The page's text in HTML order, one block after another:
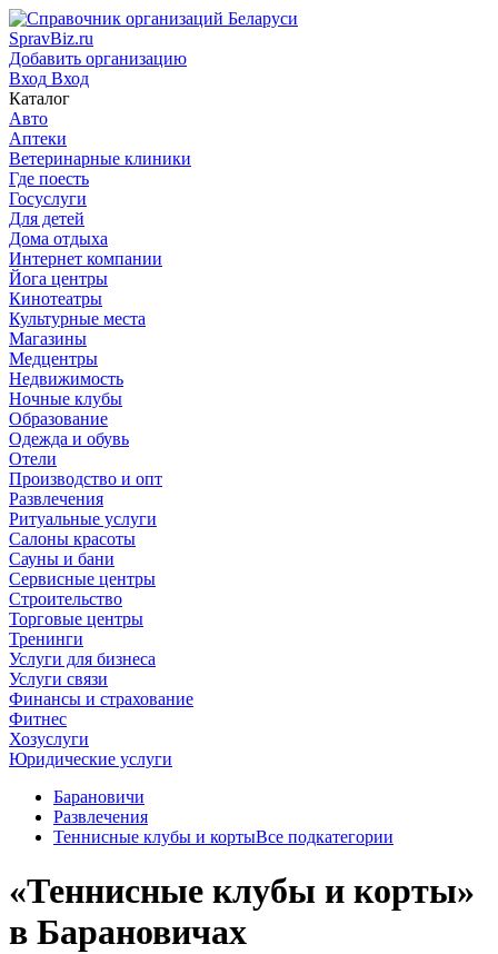
SpravBiz.ru
Добавить организацию
Вход Вход
Каталог
Авто
Аптеки
Ветеринарные клиники
Где поесть
Госуслуги
Для детей
Дома отдыха
Интернет компании
Йога центры
Кинотеатры
Культурные места
Магазины
Медцентры
Недвижимость
Ночные клубы
Образование
Одежда и обувь
Отели
Производство и опт
Развлечения
Ритуальные услуги
Салоны красоты
Сауны и бани
Сервисные центры
Строительство
Торговые центры
Тренинги
Услуги для бизнеса
Услуги связи
Финансы и страхование
Фитнес
Хозуслуги
Юридические услуги
Барановичи
Развлечения
Теннисные клубы и кортыВсе подкатегории
«Теннисные клубы и корты»
в Барановичах